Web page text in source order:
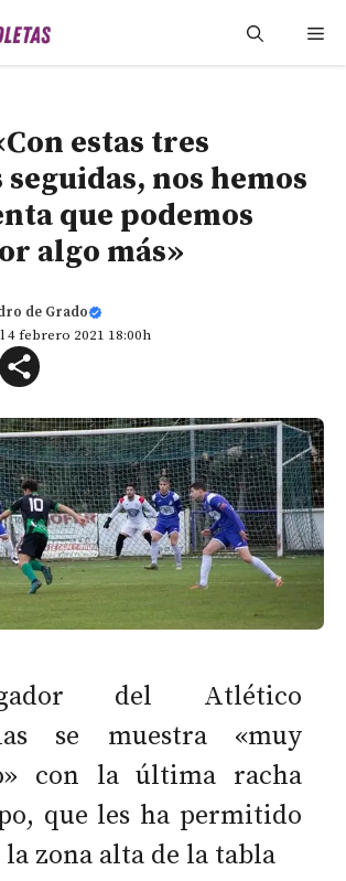
estas tres
nos hemos
que podemos
algo más»
de Grado
4 febrero 2021 18:00h
del Atlético
se muestra «muy
con la última racha
que les ha permitido
zona alta de la tabla